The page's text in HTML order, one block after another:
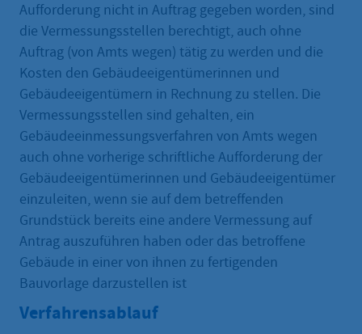
Aufforderung nicht in Auftrag gegeben worden, sind
die Vermessungsstellen berechtigt, auch ohne
Auftrag (von Amts wegen) tätig zu werden und die
Kosten den Gebäudeeigentümerinnen und
Gebäudeeigentümern in Rechnung zu stellen. Die
Vermessungsstellen sind gehalten, ein
Gebäudeeinmessungsverfahren von Amts wegen
auch ohne vorherige schriftliche Aufforderung der
Gebäudeeigentümerinnen und Gebäudeeigentümer
einzuleiten, wenn sie auf dem betreffenden
Grundstück bereits eine andere Vermessung auf
Antrag auszuführen haben oder das betroffene
Gebäude in einer von ihnen zu fertigenden
Bauvorlage darzustellen ist
Verfahrensablauf